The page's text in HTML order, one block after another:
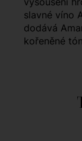
slavné víno
dodává
kořeněné